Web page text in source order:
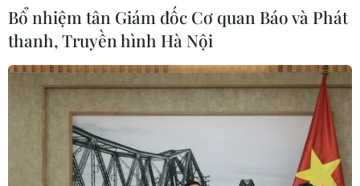
Lực lượng cứu hộ tìm kiếm nạn nhân tại hiện trường vụ lật du
thuyền ngoài khơi cảng Porticello, Italy ngày 20/8/2024. (Ảnh:
REUTERS/TTXVN)
Bổ nhiệm tân Giám đốc Cơ quan Báo và Phát
thanh, Truyền hình Hà Nội